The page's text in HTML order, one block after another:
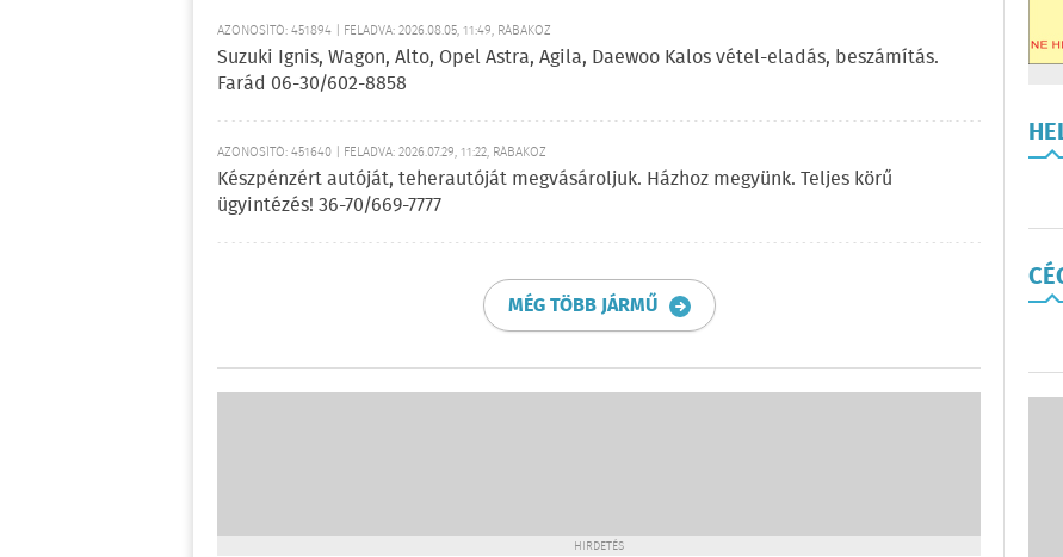
AZONOSÍTÓ: 451894 | FELADVA: 2026.08.05, 11:49, RÁBAKÖZ
Suzuki Ignis, Wagon, Alto, Opel Astra, Agila, Daewoo Kalos vétel-eladás, beszámítás.
Farád 06-30/602-8858
AZONOSÍTÓ: 451640 | FELADVA: 2026.07.29, 11:22, RÁBAKÖZ
Készpénzért autóját, teherautóját megvásároljuk. Házhoz megyünk. Teljes körű
ügyintézés! 36-70/669-7777
MÉG TÖBB JÁRMŰ
HIRDETÉS